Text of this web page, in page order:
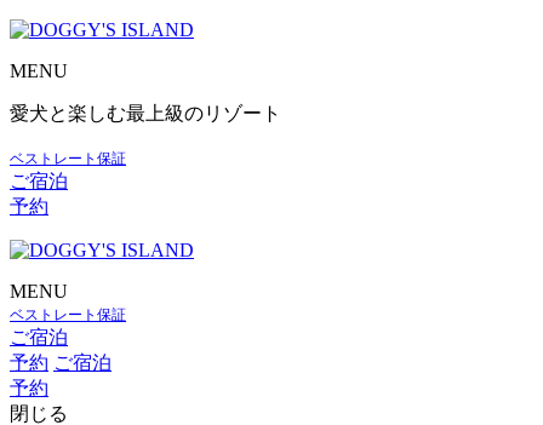
MENU
愛犬と楽しむ最上級のリゾート
ベストレート保証
ご宿泊
予約
MENU
ベストレート保証
ご宿泊
予約 ご宿泊
予約
閉じる